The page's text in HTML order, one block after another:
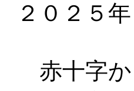
２０２５
赤十字か